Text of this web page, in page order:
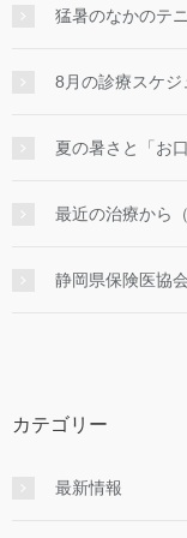
猛暑のなかのテ
8月の診療スケ
夏の暑さと「お
最近の治療から
静岡県保険医協
カテゴリー
最新情報